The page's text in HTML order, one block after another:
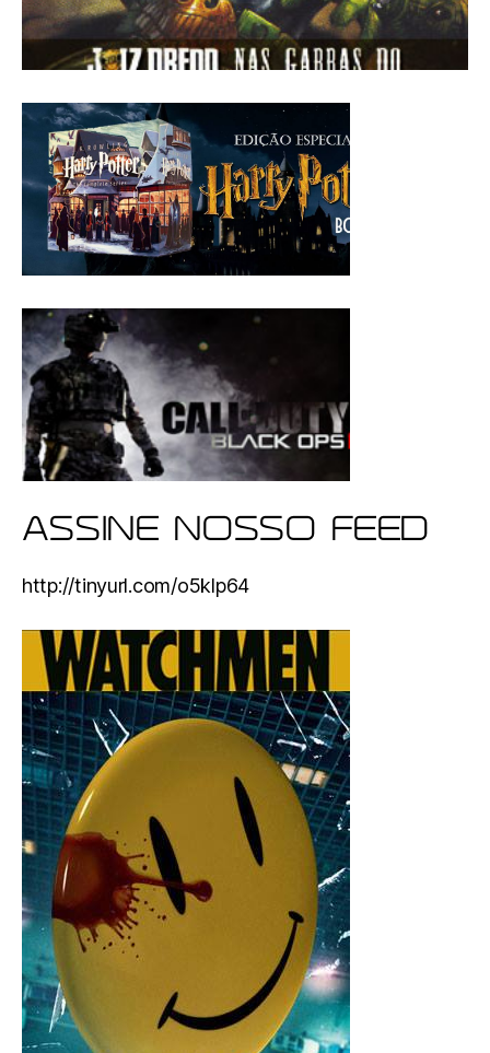
ASSINE NOSSO FEED
http://tinyurl.com/o5klp64